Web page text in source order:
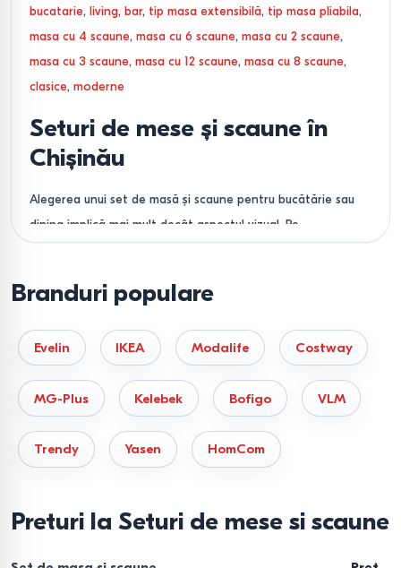
bucatarie, living, bar, tip masa extensibilă, tip masa pliabila,
masa cu 4 scaune, masa cu 6 scaune, masa cu 2 scaune,
masa cu 3 scaune, masa cu 12 scaune, masa cu 8 scaune,
clasice, moderne
Seturi de mese și scaune în
Chișinău
Alegerea unui set de masă și scaune pentru bucătărie sau
dining implică mai mult decât aspectul vizual. Pe
compatibil cu spațiul și necesitățile dumneavoastră.
Funcționalitate
În funcție de dimensiunea încăperii și numărul de persoane,
clasificăm seturile astfel:
Seturi pentru spații compacte (2 persoane).
pentru bucătării de apartament, cu mese fixe sau pliabile.
Seturi pentru zone de dining (4-6
disponibilă în formate pătrate sau dreptunghiulare.
Branduri populare
Evelin IKEA Modalife Costway
MG-Plus Kelebek Bofigo VLM
Trendy Yasen HomCom
Preturi la Seturi de mese si scaune